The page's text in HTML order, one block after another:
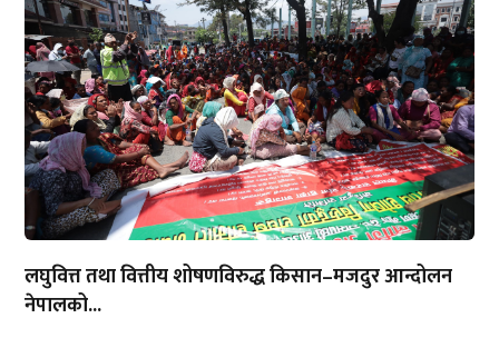
लघुवित्त तथा वित्तीय शोषणविरुद्ध किसान–मजदुर आन्दोलन
नेपालको...